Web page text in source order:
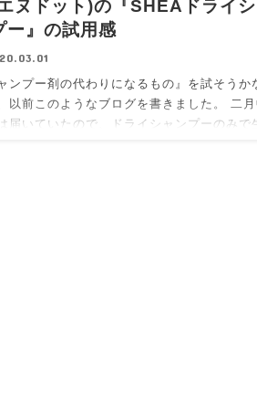
ヌドット)の『SHEAドライシ
ー』の試用感
ンプー剤の代わりになるもの』を試そうか
以前このようなブログを書きました。 二月
届いていたので、ドライシャンプーのみで